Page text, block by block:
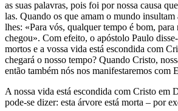
as suas palavras, pois foi por nossa causa
las. Quando os que amam o mundo insultam
lhes: «Para vós, qualquer tempo é bom,
chegou». Com efeito, o apóstolo Paulo
mortos e a vossa vida está escondida com
chegará o nosso tempo? Quando Cristo,
então também nós nos manifestaremos com
A nossa vida está escondida com Cristo em
pode-se dizer: esta árvore está morta – por